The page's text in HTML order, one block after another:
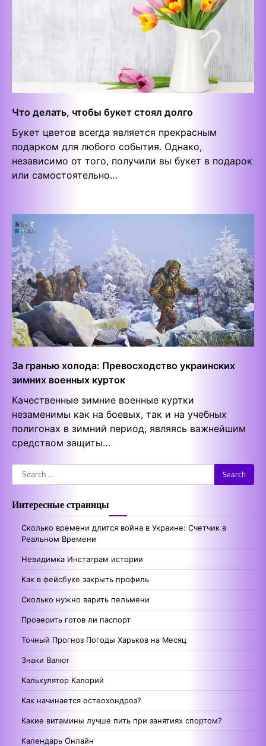
Что делать, чтобы букет стоял долго
Букет цветов всегда является прекрасным
подарком для любого события. Однако,
независимо от того, получили вы букет в подарок
или самостоятельно…
За гранью холода: Превосходство украинских
зимних военных курток
Качественные зимние военные куртки
незаменимы как на боевых, так и на учебных
полигонах в зимний период, являясь важнейшим
средством защиты…
Search
for:
Интересные страницы
Сколько времени длится война в Украине: Счетчик в
Реальном Времени
Невидимка Инстаграм истории
Как в фейсбуке закрыть профиль
Сколько нужно варить пельмени
Проверить готов ли паспорт
Точный Прогноз Погоды Харьков на Месяц
Знаки Валют
Калькулятор Калорий
Как начинается остеохондроз?
Какие витамины лучше пить при занятиях спортом?
Календарь Онлайн